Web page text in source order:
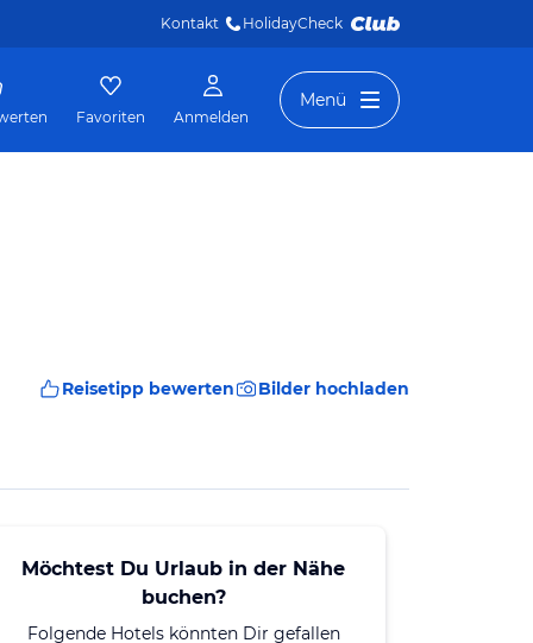
Kontakt HolidayCheck
Favoriten Anmelden
Menü
Reisetipp bewerten Bilder hochladen
Möchtest Du Urlaub in der Nähe
buchen?
Folgende Hotels könnten Dir gefallen